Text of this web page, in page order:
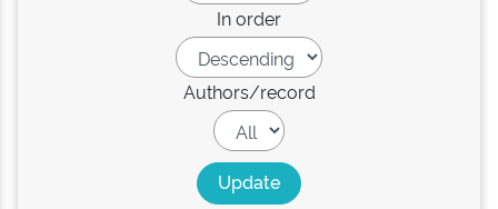
In order
Authors/record